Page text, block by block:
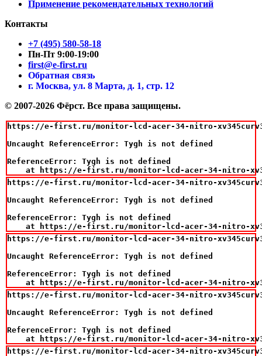
Применение рекомендательных технологий
Контакты
+7 (495) 580-58-18
Пн-Пт 9:00-19:00
first@e-first.ru
Обратная связь
г. Москва, ул. 8 Марта, д. 1, стр. 12
© 2007-2026 Фёрст. Все права защищены.
https://e-first.ru/monitor-lcd-acer-34-nitro-
Uncaught ReferenceError: Tygh is not defined
ReferenceError: Tygh is not defined
at https://e-first.ru/monitor-lcd-acer-34-nitro-
https://e-first.ru/monitor-lcd-acer-34-nitro-
Uncaught ReferenceError: Tygh is not defined
ReferenceError: Tygh is not defined
at https://e-first.ru/monitor-lcd-acer-34-nitro-
https://e-first.ru/monitor-lcd-acer-34-nitro-
Uncaught ReferenceError: Tygh is not defined
ReferenceError: Tygh is not defined
at https://e-first.ru/monitor-lcd-acer-34-nitro-
https://e-first.ru/monitor-lcd-acer-34-nitro-
Uncaught ReferenceError: Tygh is not defined
ReferenceError: Tygh is not defined
at https://e-first.ru/monitor-lcd-acer-34-nitro-
https://e-first.ru/monitor-lcd-acer-34-nitro-